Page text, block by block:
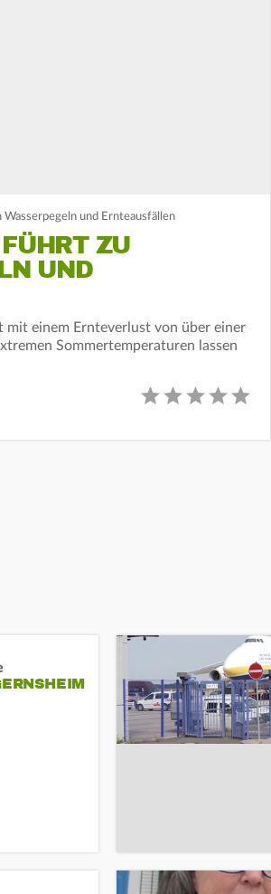
und Ernteausfällen
ZU
UND
mit einem Ernteverlust von über einer
Sommertemperaturen lassen